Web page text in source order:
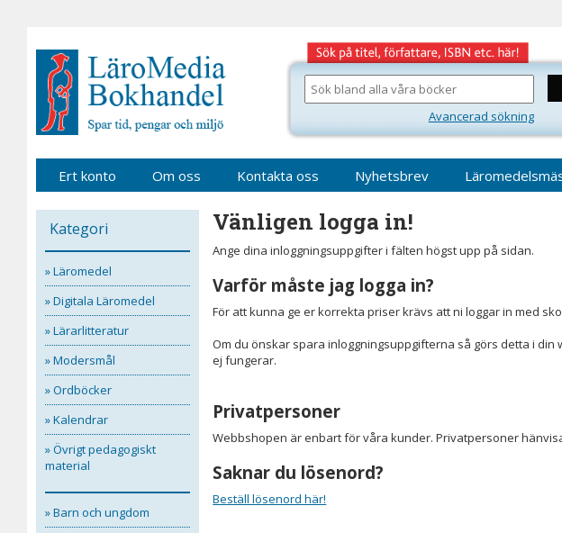
Sök
bland
våra
Avancerad sökning
Ert konto Om oss Kontakta oss Nyhetsbrev
Kategori
» Läromedel
» Digitala Läromedel
» Lärarlitteratur
» Modersmål
» Ordböcker
» Kalendrar
» Övrigt pedagogiskt
material
» Barn och ungdom
Vänligen logga in!
Ange dina inloggningsuppgifter i fälten högst upp på sidan.
Varför måste jag logga in?
För att kunna ge er korrekta priser krävs att ni loggar in med
Om du önskar spara inloggningsuppgifterna så görs detta i
ej fungerar.
Privatpersoner
Webbshopen är enbart för våra kunder. Privatpersoner
Saknar du lösenord?
Beställ lösenord här!